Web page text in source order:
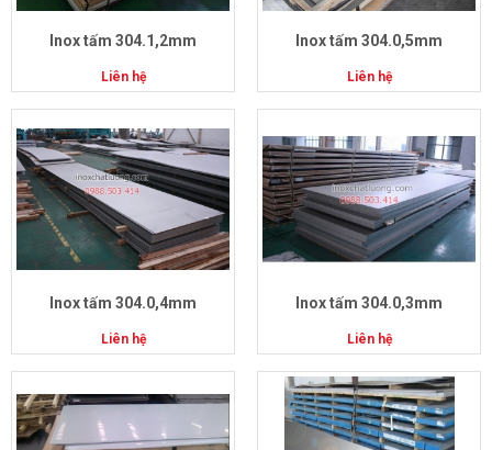
Inox tấm 304.1,2mm
Liên hệ
Inox tấm 304.0,5mm
Liên hệ
Inox tấm 304.0,4mm
Liên hệ
Inox tấm 304.0,3mm
Liên hệ